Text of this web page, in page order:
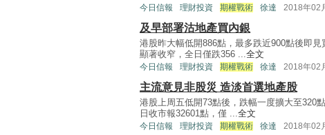
今日信報 理財投資 期權戰術 徐達 2018年02
及早部署沽地產買內銀
港股昨大幅低開886點，最多跌近900點後即
顯著收窄，全日僅跌356 ... 全文
今日信報 理財投資 期權戰術 徐達 2018年02
主流意見非股災 造淡首選地產股
港股上周五低開73點後，跌幅一度擴大至320
日收市報32601點，僅 ... 全文
今日信報 理財投資 期權戰術 徐達 2018年02